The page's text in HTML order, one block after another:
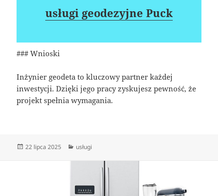
usługi geodezyjne Puck
### Wnioski
Inżynier geodeta to kluczowy partner każdej
inwestycji. Dzięki jego pracy zyskujesz pewność, że
projekt spełnia wymagania.
Data
22 lipca 2025 Kategorie
usługi